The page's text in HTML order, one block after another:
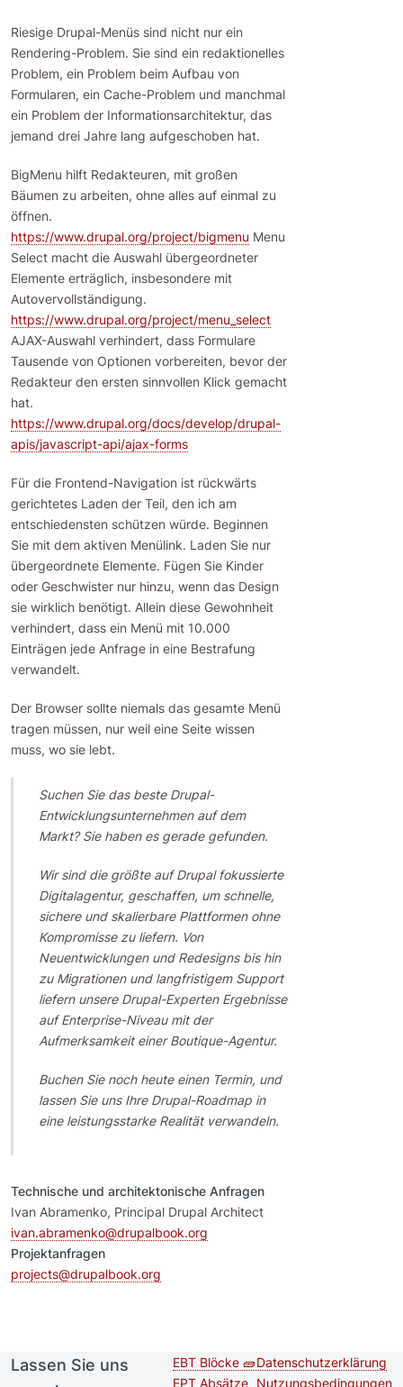
Riesige Drupal-Menüs sind nicht nur ein
Rendering-Problem. Sie sind ein redaktionelles
Problem, ein Problem beim Aufbau von
Formularen, ein Cache-Problem und manchmal
ein Problem der Informationsarchitektur, das
jemand drei Jahre lang aufgeschoben hat.
BigMenu hilft Redakteuren, mit großen
Bäumen zu arbeiten, ohne alles auf einmal zu
öffnen.
https://www.drupal.org/project/bigmenu Menu
Select macht die Auswahl übergeordneter
Elemente erträglich, insbesondere mit
Autovervollständigung.
https://www.drupal.org/project/menu_select
AJAX-Auswahl verhindert, dass Formulare
Tausende von Optionen vorbereiten, bevor der
Redakteur den ersten sinnvollen Klick gemacht
hat.
https://www.drupal.org/docs/develop/drupal-
apis/javascript-api/ajax-forms
Für die Frontend-Navigation ist rückwärts
gerichtetes Laden der Teil, den ich am
entschiedensten schützen würde. Beginnen
Sie mit dem aktiven Menülink. Laden Sie nur
übergeordnete Elemente. Fügen Sie Kinder
oder Geschwister nur hinzu, wenn das Design
sie wirklich benötigt. Allein diese Gewohnheit
verhindert, dass ein Menü mit 10.000
Einträgen jede Anfrage in eine Bestrafung
verwandelt.
Der Browser sollte niemals das gesamte Menü
tragen müssen, nur weil eine Seite wissen
muss, wo sie lebt.
Suchen Sie das beste Drupal-
Entwicklungsunternehmen auf dem
Markt? Sie haben es gerade gefunden.
Wir sind die größte auf Drupal fokussierte
Digitalagentur, geschaffen, um schnelle,
sichere und skalierbare Plattformen ohne
Kompromisse zu liefern. Von
Neuentwicklungen und Redesigns bis hin
zu Migrationen und langfristigem Support
liefern unsere Drupal-Experten Ergebnisse
auf Enterprise-Niveau mit der
Aufmerksamkeit einer Boutique-Agentur.
Buchen Sie noch heute einen Termin, und
lassen Sie uns Ihre Drupal-Roadmap in
eine leistungsstarke Realität verwandeln.
Technische und architektonische Anfragen
Ivan Abramenko, Principal Drupal Architect
ivan.abramenko@drupalbook.org
Projektanfragen
projects@drupalbook.org
Lassen Sie uns
Second
EBT Blöcke 🧱
EPT Absätze
Footer menu
Datenschutzerklärung
Nutzungsbedingungen